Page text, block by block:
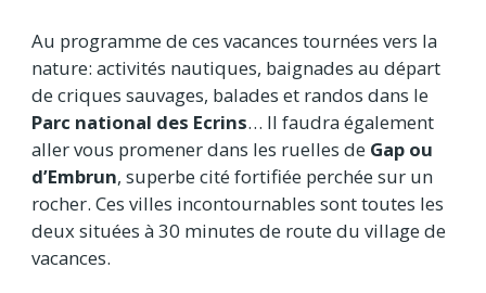
Au programme de ces vacances tournées vers la
nature: activités nautiques, baignades au départ
de criques sauvages, balades et randos dans le
Parc national des Ecrins… Il faudra également
aller vous promener dans les ruelles de Gap ou
d’Embrun, superbe cité fortifiée perchée sur un
rocher. Ces villes incontournables sont toutes les
deux situées à 30 minutes de route du village de
vacances.